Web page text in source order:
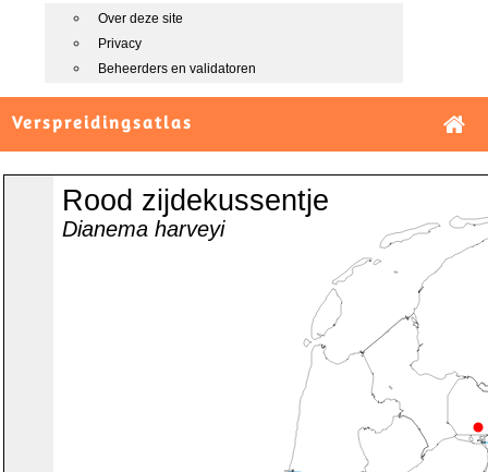
Over deze site
Privacy
Beheerders en validatoren
Verspreidingsatlas